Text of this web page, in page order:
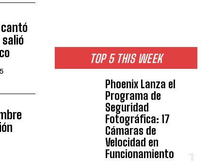
cantó
TOP 5 THIS WEEK
Phoenix Lanza el
Programa de
Seguridad
Fotográfica: 17
Cámaras de
Velocidad en
Funcionamiento